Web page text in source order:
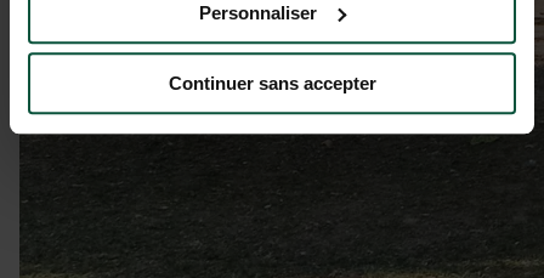
Personnaliser
Continuer sans accepter